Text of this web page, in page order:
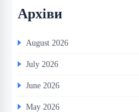
Архіви
August 2026
July 2026
June 2026
May 2026